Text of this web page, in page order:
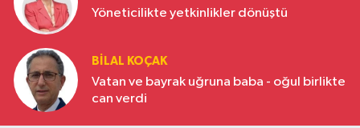
Yöneticilikte yetkinlikler dönüştü
BILAL KOÇAK
Vatan ve bayrak uğruna baba - oğul birlikte
can verdi